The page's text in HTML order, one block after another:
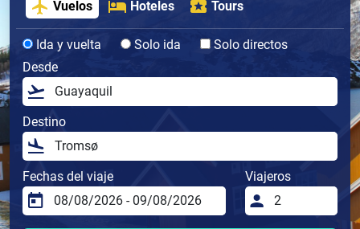
Vuelos Hoteles Tours
Ida y vuelta Solo ida
Solo directos
Desde
Destino
Fechas del viaje Viajeros